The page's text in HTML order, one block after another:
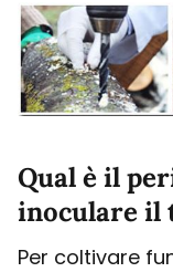
Qual è il
inoculare il
Per coltivare